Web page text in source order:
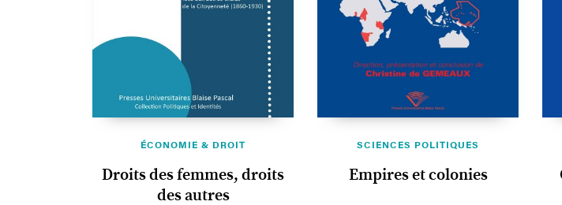
ÉCONOMIE & DROIT
Droits des femmes, droits
des autres
SCIENCES POLITIQUES
Empires et colonies